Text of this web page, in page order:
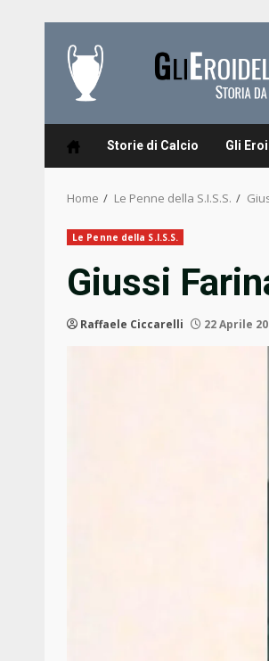
content
Storie di Calcio Gli
Home Le Penne della S.I.S.S.
Le Penne della S.I.S.S.
Giussi
Raffaele Ciccarelli 22 Aprile